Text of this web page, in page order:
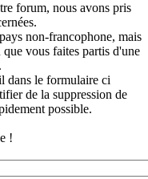
forum, nous avons pris
non-francophone, mais
vous faites partis d'une
dans le formulaire ci
de la suppression de
possible.
!